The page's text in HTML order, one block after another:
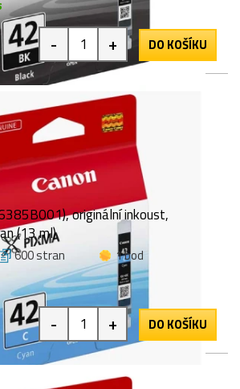
- + DO KOŠÍKU
originální inkoust,
(13 ml)
600 stran
1 bod
- + DO KOŠÍKU